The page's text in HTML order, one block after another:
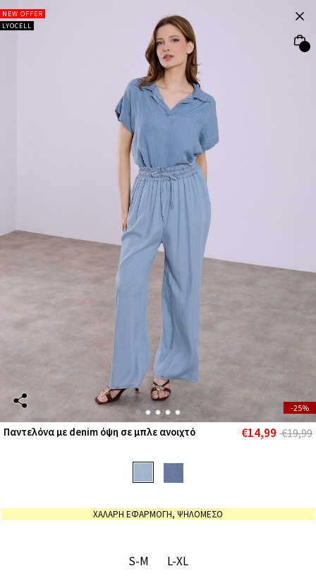
NEW OFFER
LYOCELL
-25%
Παντελόνα με denim όψη σε μπλε ανοιχτό €14,99 €19,99
ΧΑΛΑΡΗ ΕΦΑΡΜΟΓΗ, ΨΗΛΟΜΕΣΟ
S-M L-XL